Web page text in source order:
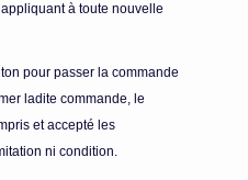
à toute nouvelle
pour passer la commande
ladite commande, le
et accepté les
ni condition.